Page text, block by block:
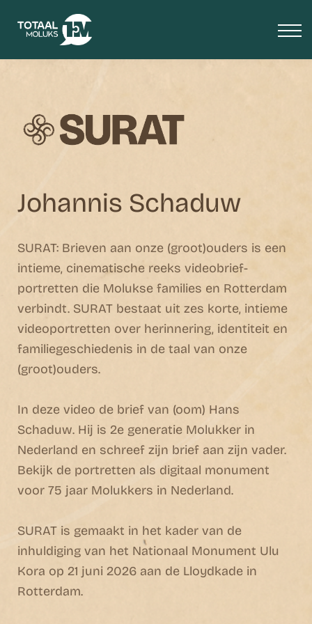
Totaal Moluks+
Johannis Schaduw
SURAT: Brieven aan onze (groot)ouders is een
intieme, cinematische reeks videobrief-
portretten die Molukse families en Rotterdam
verbindt. SURAT bestaat uit zes korte, intieme
videoportretten over herinnering, identiteit en
familiegeschiedenis in de taal van onze
(groot)ouders.
In deze video de brief van (oom) Hans
Schaduw. Hij is 2e generatie Molukker in
Nederland en schreef zijn brief aan zijn vader.
Bekijk de portretten als digitaal monument
voor 75 jaar Molukkers in Nederland.
SURAT is gemaakt in het kader van de
inhuldiging van het Nationaal Monument Ulu
Kora op 21 juni 2026 aan de Lloydkade in
Rotterdam.